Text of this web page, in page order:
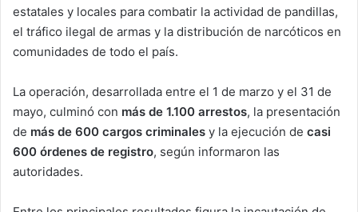
estatales y locales para combatir la actividad de pandillas,
el tráfico ilegal de armas y la distribución de narcóticos en
comunidades de todo el país.
La operación, desarrollada entre el 1 de marzo y el 31 de
mayo, culminó con más de 1.100 arrestos, la presentación
de más de 600 cargos criminales y la ejecución de casi
600 órdenes de registro, según informaron las
autoridades.